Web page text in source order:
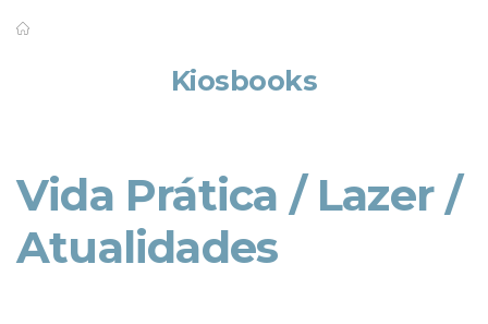
Kiosbooks
Vida Prática / Lazer /
Atualidades